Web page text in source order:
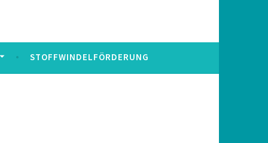
STOFFWINDELFÖRDERUNG